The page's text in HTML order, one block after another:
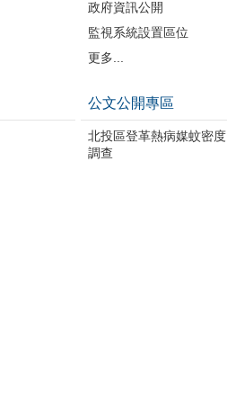
政府資訊公開
監視系統設置區位
更多...
公文公開專區
北投區登革熱病媒蚊密度
調查